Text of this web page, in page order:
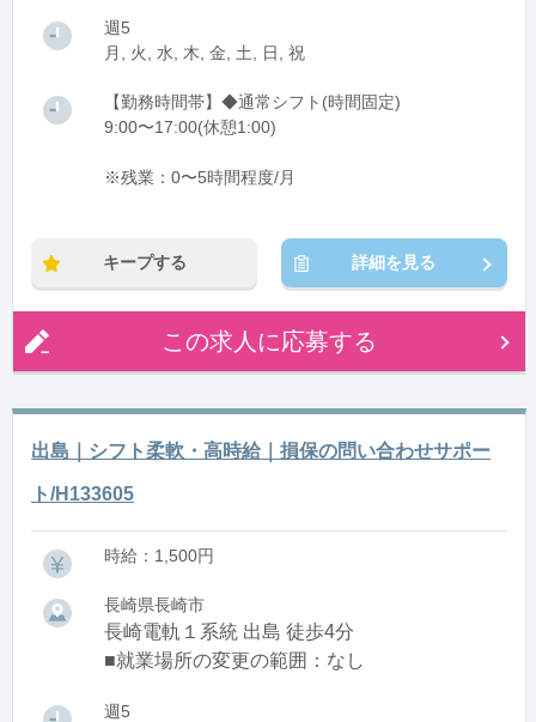
週5
月, 火, 水, 木, 金, 土, 日, 祝
【勤務時間帯】◆通常シフト(時間固定)
9:00〜17:00(休憩1:00)
※残業：0〜5時間程度/月
キープする 詳細を見る
この求人に応募する
出島｜シフト柔軟・高時給｜損保の問い合わせサポー
ト/H133605
時給：1,500円
長崎県長崎市
長崎電軌１系統 出島 徒歩4分
■就業場所の変更の範囲：なし
週5